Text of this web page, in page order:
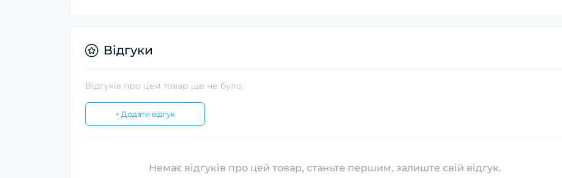
Відгуки
Відгуків про цей товар ще не було.
+ Додати відгук
Немає відгуків про цей товар, станьте першим, залиште свій відгук.